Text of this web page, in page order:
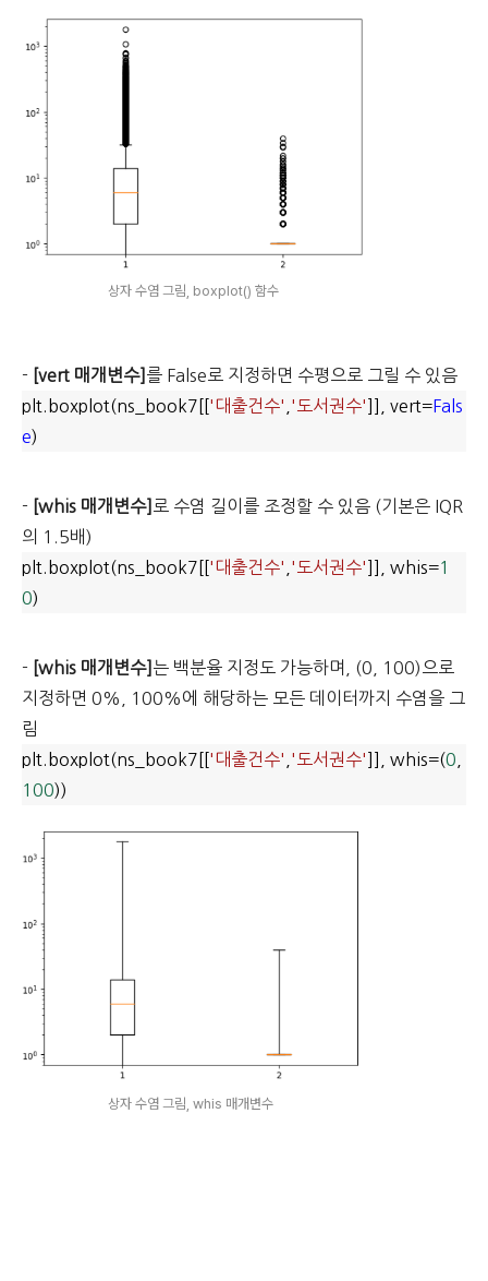
상자 수염 그림, boxplot() 함수
- [vert 매개변수] 를 False로 지정하면 수평으로 그릴 수 있음
plt.boxplot(ns_book7[[ '대출건수' '도서권수' ]], vert=Fals
e)
- [whis 매개변수] 로 수염 길이를 조정할 수 있음 (기본은 IQR
의 1.5배)
plt.boxplot(ns_book7[[ '대출건수' '도서권수' ]], whis=1
0)
- [whis 매개변수] 는 백분율 지정도 가능하며, (0, 100)으로
지정하면 0%, 100%에 해당하는 모든 데이터까지 수염을 그
림
plt.boxplot(ns_book7[[ '대출건수' '도서권수' ]], whis=(0
100))
상자 수염 그림, whis 매개변수